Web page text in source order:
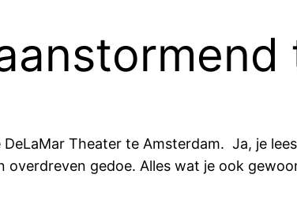
Theater te Amsterdam. Ja, je
gedoe. Alles wat je ook